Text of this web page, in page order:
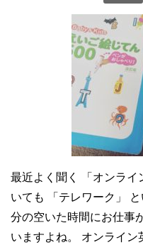
最近よく聞く 「オンライ
いても 「テレワーク」
分の空いた時間にお仕事
いますよね。 オンライ